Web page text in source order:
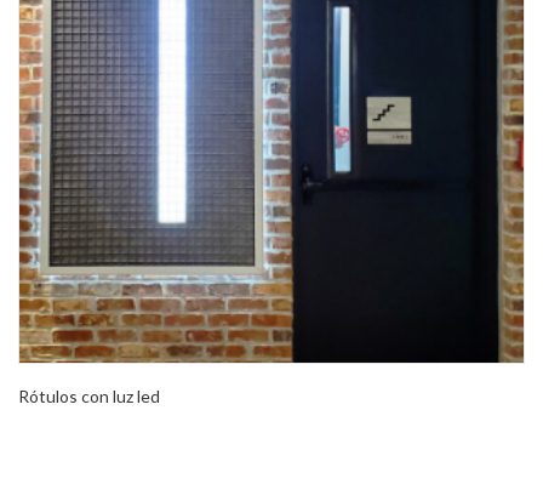
Rótulos con luz led